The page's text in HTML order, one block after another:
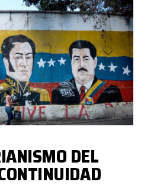
DEL